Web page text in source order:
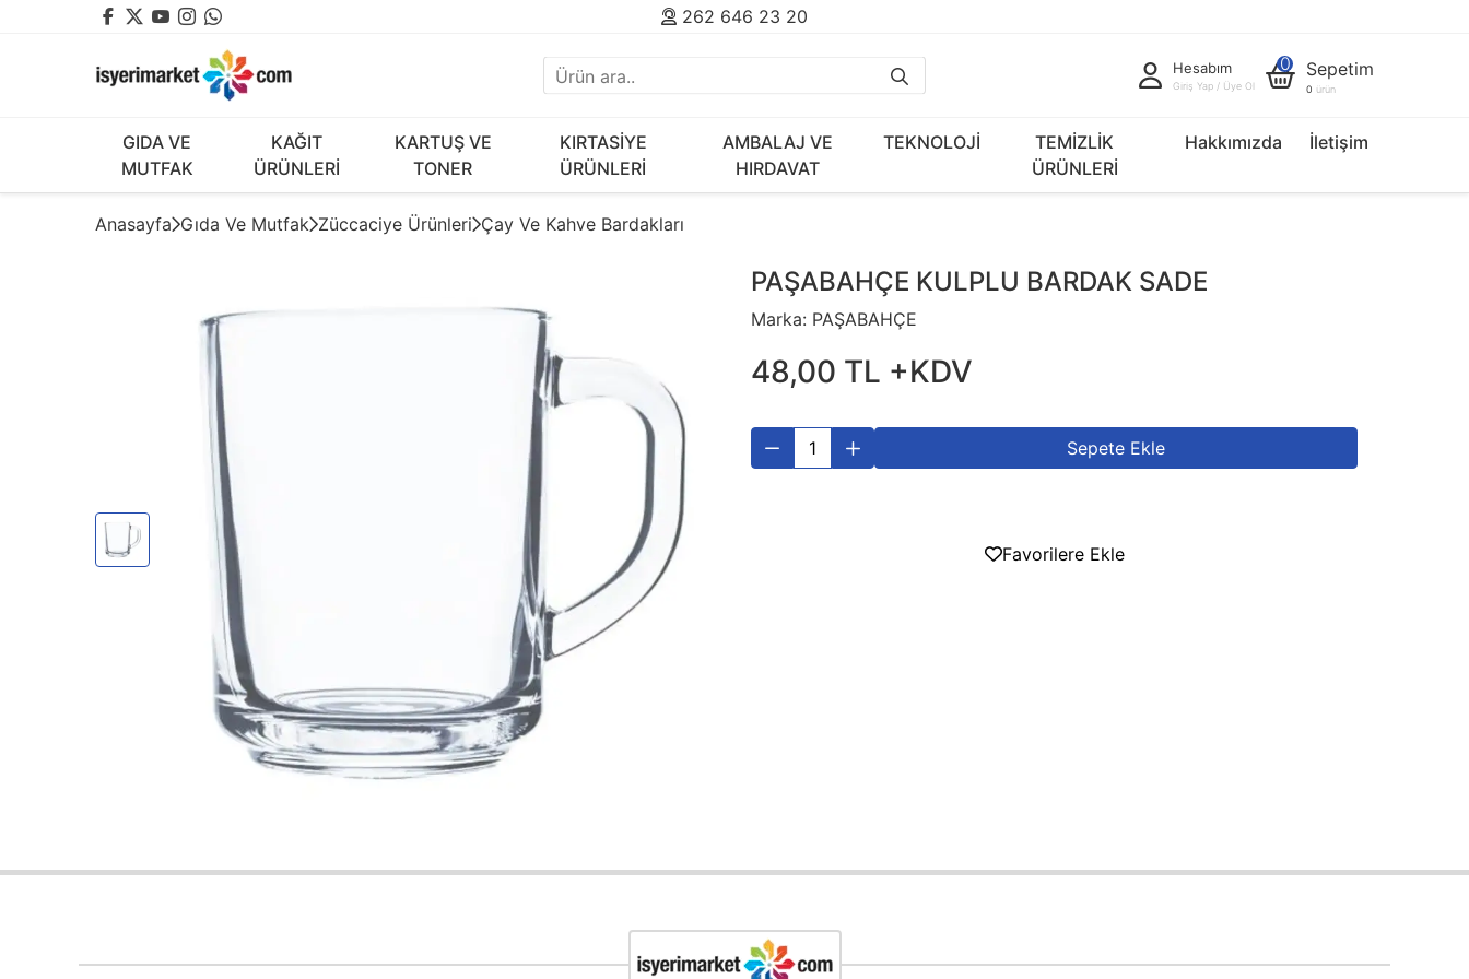
262 646 23 20
Hesabım
Giriş Yap / Üye Ol
0 Sepetim
0 ürün
GIDA VE
MUTFAK
KAĞIT
ÜRÜNLERİ
KARTUŞ VE
TONER
KIRTASİYE
ÜRÜNLERİ
AMBALAJ VE
HIRDAVAT
TEKNOLOJİ
TEMİZLİK
ÜRÜNLERİ
Hakkımızda İletişim
Anasayfa Gıda Ve Mutfak Züccaciye Ürünleri Çay Ve Kahve Bardakları
PAŞABAHÇE KULPLU BARDAK SADE
Marka: PAŞABAHÇE
48,00 TL +KDV
Sepete Ekle
Favorilere Ekle